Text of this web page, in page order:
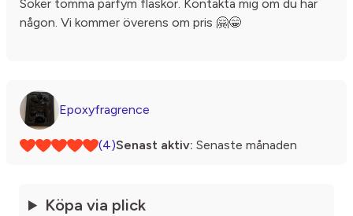
Söker tomma parfym flaskor. Kontakta mig om du har
någon. Vi kommer överens om pris 🤗😁
Epoxyfragrence
(4)Senast aktiv: Senaste månaden
Köpa via plick